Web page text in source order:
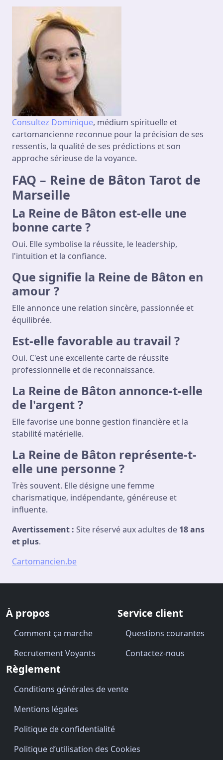
Consultez Dominique, médium spirituelle et
cartomancienne reconnue pour la précision de ses
ressentis, la qualité de ses prédictions et son
approche sérieuse de la voyance.
FAQ – Reine de Bâton Tarot de
Marseille
La Reine de Bâton est-elle une
bonne carte ?
Oui. Elle symbolise la réussite, le leadership,
l'intuition et la confiance.
Que signifie la Reine de Bâton en
amour ?
Elle annonce une relation sincère, passionnée et
équilibrée.
Est-elle favorable au travail ?
Oui. C'est une excellente carte de réussite
professionnelle et de reconnaissance.
La Reine de Bâton annonce-t-elle
de l'argent ?
Elle favorise une bonne gestion financière et la
stabilité matérielle.
La Reine de Bâton représente-t-
elle une personne ?
Très souvent. Elle désigne une femme
charismatique, indépendante, généreuse et
influente.
Avertissement : Site réservé aux adultes de 18 ans
et plus.
Cartomancien.be
À propos
Comment ça marche
Recrutement Voyants
Service client
Questions courantes
Contactez-nous
Règlement
Conditions générales de vente
Mentions légales
Politique de confidentialité
Politique d’utilisation des Cookies